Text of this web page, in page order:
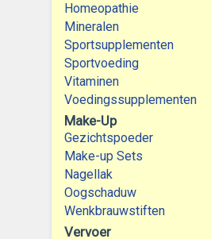
Homeopathie
Mineralen
Sportsupplementen
Sportvoeding
Vitaminen
Voedingssupplementen
Make-Up
Gezichtspoeder
Make-up Sets
Nagellak
Oogschaduw
Wenkbrauwstiften
Vervoer